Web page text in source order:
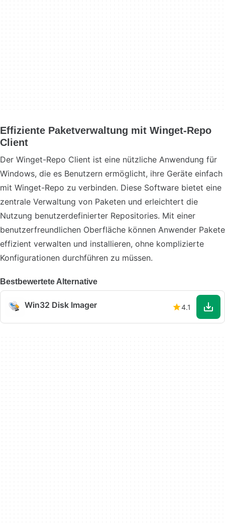
Effiziente Paketverwaltung mit Winget-Repo
Client
Der Winget-Repo Client ist eine nützliche Anwendung für
Windows, die es Benutzern ermöglicht, ihre Geräte einfach
mit Winget-Repo zu verbinden. Diese Software bietet eine
zentrale Verwaltung von Paketen und erleichtert die
Nutzung benutzerdefinierter Repositories. Mit einer
benutzerfreundlichen Oberfläche können Anwender Pakete
effizient verwalten und installieren, ohne komplizierte
Konfigurationen durchführen zu müssen.
Bestbewertete Alternative
Win32 Disk Imager 4.1